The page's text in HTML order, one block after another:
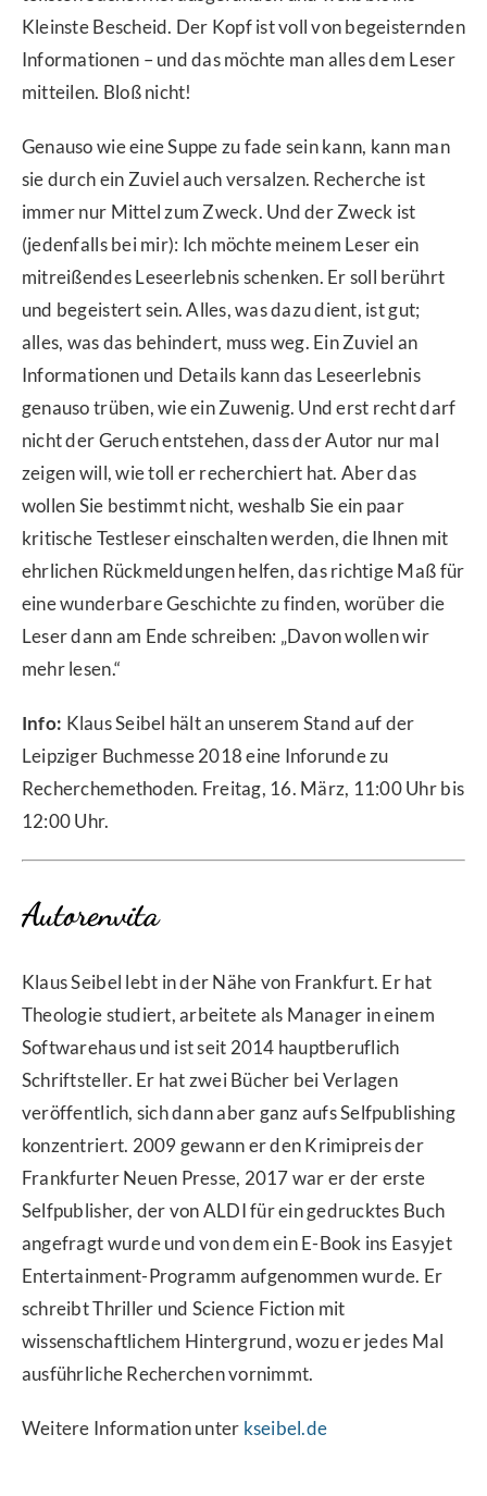
Kleinste Bescheid. Der Kopf ist voll von begeisternden
Informationen – und das möchte man alles dem Leser
mitteilen. Bloß nicht!
Genauso wie eine Suppe zu fade sein kann, kann man
sie durch ein Zuviel auch versalzen. Recherche ist
immer nur Mittel zum Zweck. Und der Zweck ist
(jedenfalls bei mir): Ich möchte meinem Leser ein
mitreißendes Leseerlebnis schenken. Er soll berührt
und begeistert sein. Alles, was dazu dient, ist gut;
alles, was das behindert, muss weg. Ein Zuviel an
Informationen und Details kann das Leseerlebnis
genauso trüben, wie ein Zuwenig. Und erst recht darf
nicht der Geruch entstehen, dass der Autor nur mal
zeigen will, wie toll er recherchiert hat. Aber das
wollen Sie bestimmt nicht, weshalb Sie ein paar
kritische Testleser einschalten werden, die Ihnen mit
ehrlichen Rückmeldungen helfen, das richtige Maß für
eine wunderbare Geschichte zu finden, worüber die
Leser dann am Ende schreiben: „Davon wollen wir
mehr lesen.“
Info: Klaus Seibel hält an unserem Stand auf der
Leipziger Buchmesse 2018 eine Inforunde zu
Recherchemethoden. Freitag, 16. März, 11:00 Uhr bis
12:00 Uhr.
Autorenvita
Klaus Seibel lebt in der Nähe von Frankfurt. Er hat
Theologie studiert, arbeitete als Manager in einem
Softwarehaus und ist seit 2014 hauptberuflich
Schriftsteller. Er hat zwei Bücher bei Verlagen
veröffentlich, sich dann aber ganz aufs Selfpublishing
konzentriert. 2009 gewann er den Krimipreis der
Frankfurter Neuen Presse, 2017 war er der erste
Selfpublisher, der von ALDI für ein gedrucktes Buch
angefragt wurde und von dem ein E-Book ins Easyjet
Entertainment-Programm aufgenommen wurde. Er
schreibt Thriller und Science Fiction mit
wissenschaftlichem Hintergrund, wozu er jedes Mal
ausführliche Recherchen vornimmt.
Weitere Information unter kseibel.de